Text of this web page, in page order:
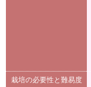
栽培の必要性と難易度